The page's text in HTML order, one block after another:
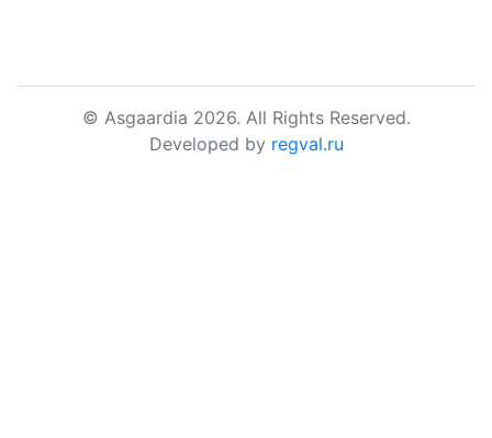
© Asgaardia 2026. All Rights Reserved.
Developed by regval.ru